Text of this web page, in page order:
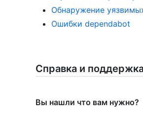
Обнаружение
Ошибки dependabot
Справка и
Вы нашли что вам нужно?